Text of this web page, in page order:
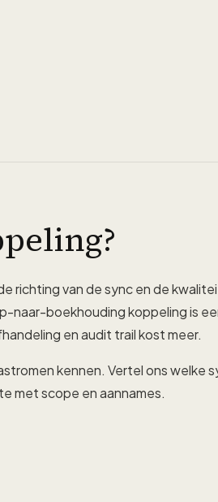
richting van de sync en de
naar-boekhouding koppeling is
en audit trail kost meer.
kennen. Vertel ons welke
met scope en aannames.